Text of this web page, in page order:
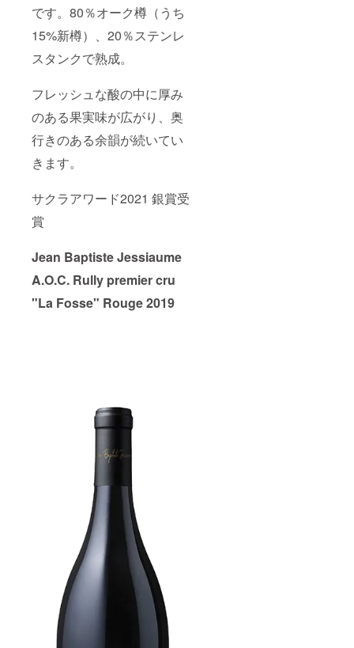
です。80％オーク樽（うち
15%新樽）、20％ステンレ
スタンクで熟成。
フレッシュな酸の中に厚み
のある果実味が広がり、奥
行きのある余韻が続いてい
きます。
サクラアワード2021 銀賞受
賞
Jean Baptiste Jessiaume
A.O.C. Rully premier cru
"La Fosse" Rouge 2019